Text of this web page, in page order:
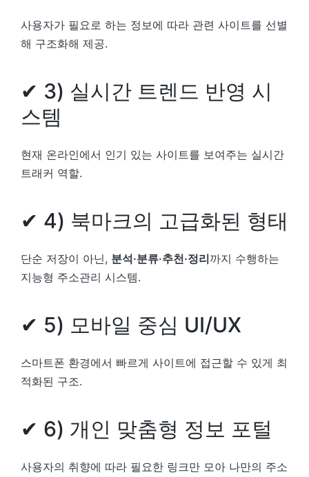
사용자가 필요로 하는 정보에 따라 관련 사이트를 선별
해 구조화해 제공.
✔ 3) 실시간 트렌드 반영 시
스템
현재 온라인에서 인기 있는 사이트를 보여주는 실시간
트래커 역할.
✔ 4) 북마크의 고급화된 형태
단순 저장이 아닌, 분석·분류·추천·정리까지 수행하는
지능형 주소관리 시스템.
✔ 5) 모바일 중심 UI/UX
스마트폰 환경에서 빠르게 사이트에 접근할 수 있게 최
적화된 구조.
✔ 6) 개인 맞춤형 정보 포털
사용자의 취향에 따라 필요한 링크만 모아 나만의 주소